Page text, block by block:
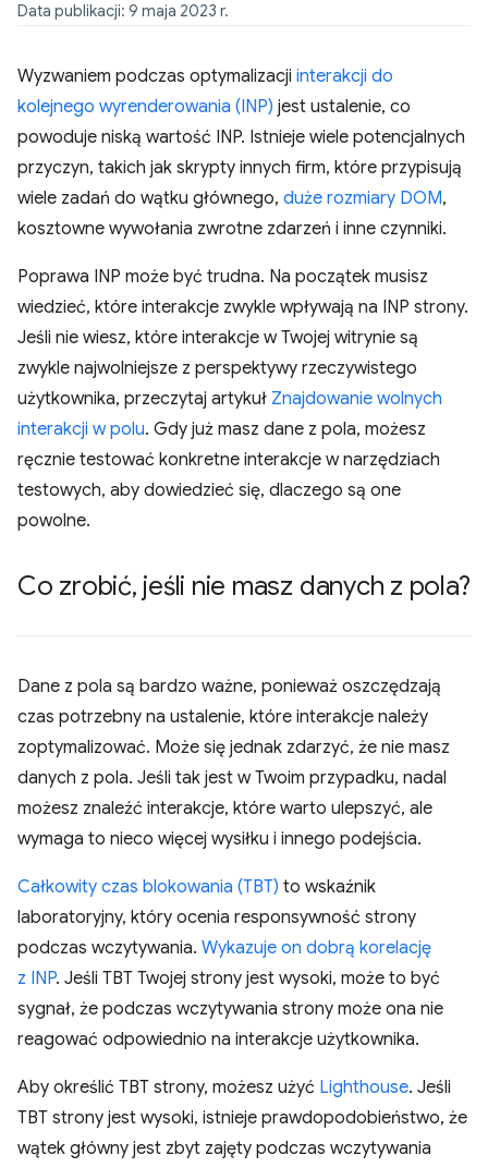
Data publikacji: 9 maja 2023 r.
Wyzwaniem podczas optymalizacji interakcji do
kolejnego wyrenderowania (INP) jest ustalenie, co
powoduje niską wartość INP. Istnieje wiele potencjalnych
przyczyn, takich jak skrypty innych firm, które przypisują
wiele zadań do wątku głównego, duże rozmiary DOM,
kosztowne wywołania zwrotne zdarzeń i inne czynniki.
Poprawa INP może być trudna. Na początek musisz
wiedzieć, które interakcje zwykle wpływają na INP strony.
Jeśli nie wiesz, które interakcje w Twojej witrynie są
zwykle najwolniejsze z perspektywy rzeczywistego
użytkownika, przeczytaj artykuł Znajdowanie wolnych
interakcji w polu. Gdy już masz dane z pola, możesz
ręcznie testować konkretne interakcje w narzędziach
testowych, aby dowiedzieć się, dlaczego są one
powolne.
Co zrobić, jeśli nie masz danych z pola?
Dane z pola są bardzo ważne, ponieważ oszczędzają
czas potrzebny na ustalenie, które interakcje należy
zoptymalizować. Może się jednak zdarzyć, że nie masz
danych z pola. Jeśli tak jest w Twoim przypadku, nadal
możesz znaleźć interakcje, które warto ulepszyć, ale
wymaga to nieco więcej wysiłku i innego podejścia.
Całkowity czas blokowania (TBT) to wskaźnik
laboratoryjny, który ocenia responsywność strony
podczas wczytywania. Wykazuje on dobrą korelację
z INP. Jeśli TBT Twojej strony jest wysoki, może to być
sygnał, że podczas wczytywania strony może ona nie
reagować odpowiednio na interakcje użytkownika.
Aby określić TBT strony, możesz użyć Lighthouse. Jeśli
TBT strony jest wysoki, istnieje prawdopodobieństwo, że
wątek główny jest zbyt zajęty podczas wczytywania